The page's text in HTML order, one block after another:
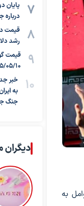
به
پایان
رشد
قیمت
05/10
خبر
به
جنگ
دیگران